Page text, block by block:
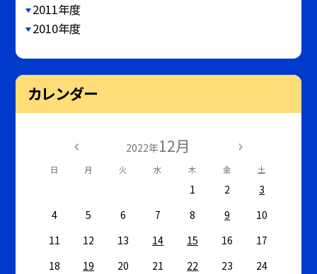
2011年度
2010年度
カレンダー
2022年12月
日 月 火 水 木 金 土
1 2
3
4
5 6 7 8 9
10
11
12 13 14 15 16
17
18
19 20 21 22 23
24